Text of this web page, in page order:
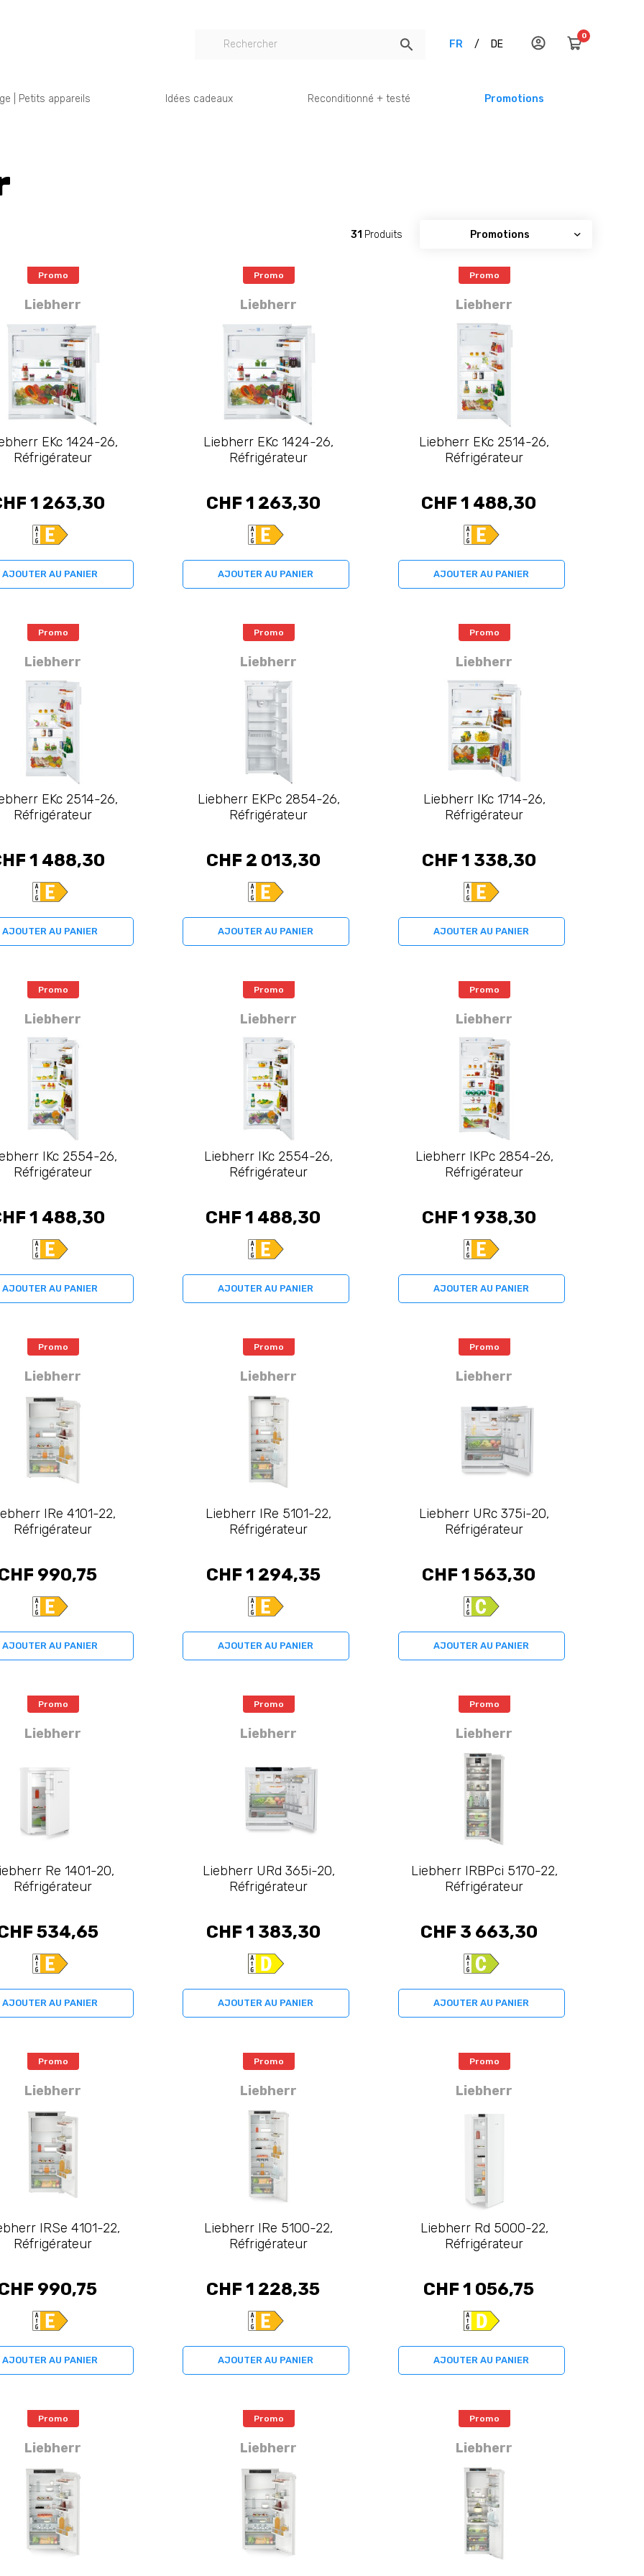
FR / DE
0
| Petits appareils Idées cadeaux Reconditionné + testé Promotions
31 Produits
Promo
Liebherr
EKc 1424-26,
Réfrigérateur
1 263,30
AJOUTER AU PANIER
Promo
Liebherr
Liebherr EKc 1424-26,
Réfrigérateur
CHF 1 263,30
AJOUTER AU PANIER
Promo
Liebherr
Liebherr EKc 2514-26,
Réfrigérateur
CHF 1 488,30
AJOUTER AU PANIER
Promo
Liebherr
EKc 2514-26,
Réfrigérateur
1 488,30
AJOUTER AU PANIER
Promo
Liebherr
Liebherr EKPc 2854-26,
Réfrigérateur
CHF 2 013,30
AJOUTER AU PANIER
Promo
Liebherr
Liebherr IKc 1714-26,
Réfrigérateur
CHF 1 338,30
AJOUTER AU PANIER
Promo
Liebherr
IKc 2554-26,
Réfrigérateur
1 488,30
AJOUTER AU PANIER
Promo
Liebherr
Liebherr IKc 2554-26,
Réfrigérateur
CHF 1 488,30
AJOUTER AU PANIER
Promo
Liebherr
Liebherr IKPc 2854-26,
Réfrigérateur
CHF 1 938,30
AJOUTER AU PANIER
Promo
Liebherr
IRe 4101-22,
Réfrigérateur
990,75
AJOUTER AU PANIER
Promo
Liebherr
Liebherr IRe 5101-22,
Réfrigérateur
CHF 1 294,35
AJOUTER AU PANIER
Promo
Liebherr
Liebherr URc 375i-20,
Réfrigérateur
CHF 1 563,30
AJOUTER AU PANIER
Promo
Liebherr
Re 1401-20,
Réfrigérateur
534,65
AJOUTER AU PANIER
Promo
Liebherr
Liebherr URd 365i-20,
Réfrigérateur
CHF 1 383,30
AJOUTER AU PANIER
Promo
Liebherr
Liebherr IRBPci 5170-22,
Réfrigérateur
CHF 3 663,30
AJOUTER AU PANIER
Promo
Liebherr
IRSe 4101-22,
Réfrigérateur
990,75
AJOUTER AU PANIER
Promo
Liebherr
Liebherr IRe 5100-22,
Réfrigérateur
CHF 1 228,35
AJOUTER AU PANIER
Promo
Liebherr
Liebherr Rd 5000-22,
Réfrigérateur
CHF 1 056,75
AJOUTER AU PANIER
Promo
Liebherr
Promo
Liebherr
Promo
Liebherr